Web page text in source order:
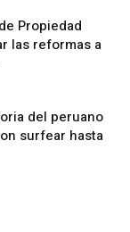
Propiedad
las reformas a
del peruano
surfear hasta